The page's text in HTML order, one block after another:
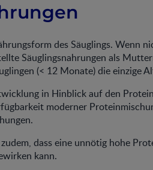
des Säuglings. Wenn
Säuglingsnahrungen als
(< 12 Monate) die einzige
in Hinblick auf den
moderner
dass eine unnötig hohe
kann.